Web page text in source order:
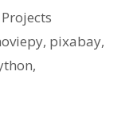
Projects
, pixabay,
,